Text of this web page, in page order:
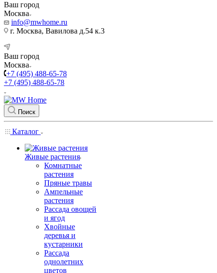
Ваш город
Москва
info@mwhome.ru
г. Москва, Вавилова д.54 к.3
Ваш город
Москва
+7 (495) 488-65-78
+7 (495) 488-65-78
Поиск
Каталог
Живые растения
Комнатные
растения
Пряные травы
Ампельные
растения
Рассада овощей
и ягод
Хвойные
деревья и
кустарники
Рассада
однолетних
цветов